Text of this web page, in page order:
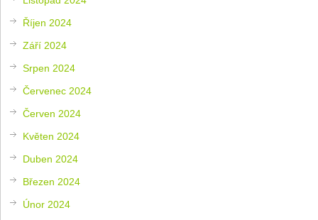
Říjen 2024
Září 2024
Srpen 2024
Červenec 2024
Červen 2024
Květen 2024
Duben 2024
Březen 2024
Únor 2024